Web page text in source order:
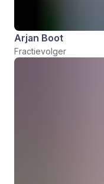
Arjan Boot
Fractievolger